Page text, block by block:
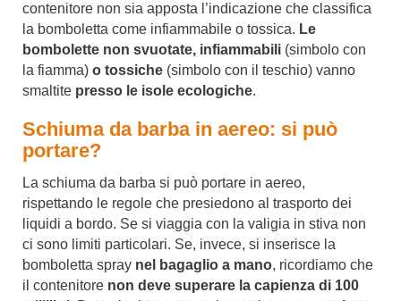
contenitore non sia apposta l’indicazione che classifica
la bomboletta come infiammabile o tossica. Le
bombolette non svuotate, infiammabili (simbolo con
la fiamma) o tossiche (simbolo con il teschio) vanno
smaltite presso le isole ecologiche.
Schiuma da barba in aereo: si può
portare?
La schiuma da barba si può portare in aereo,
rispettando le regole che presiedono al trasporto dei
liquidi a bordo. Se si viaggia con la valigia in stiva non
ci sono limiti particolari. Se, invece, si inserisce la
bomboletta spray nel bagaglio a mano, ricordiamo che
il contenitore non deve superare la capienza di 100